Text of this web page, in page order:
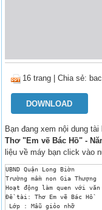
16 trang |Chia sẻ:
DOWNLOAD
Bạn đang xem nội dung tài
Thơ "Em vẽ Bác Hồ" -
liệu về máy bạn click vào
UBND Quận Long Biờn
Trường mầm non Gia Thượng
Hoạt động làm quen với
Đề tài: Thơ Em vẽ Bác Hồ
Lớp : Mẫu giỏo nhỡ